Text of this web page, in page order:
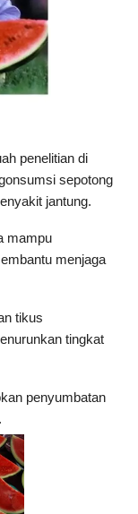
penelitian di
sepotong
jantung.
mampu
menjaga
tikus
tingkat
penyumbatan